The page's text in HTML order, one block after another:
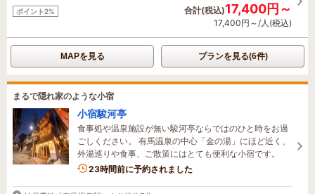
ポイント2% 合計(税込)17,400円～
17,400円～/人(税込)
MAPを見る プランを見る(6件)
まるで隠れ家のような小宿
小宿駿河亭
食事処や温泉施設が無い駿河亭ならではのひと時をお過
ごしください。 有馬温泉の中心「金の湯」にほど近く、
外湯巡りや食事、ご散策にはとても便利な小宿です。
23時間前に予約されました